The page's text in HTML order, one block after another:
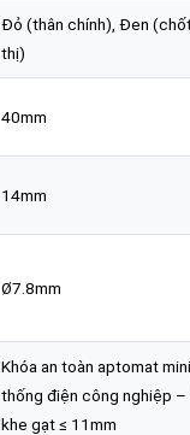
Đỏ (thân chính), Đen
thị)
40mm
14mm
Ø7.8mm
Khóa an toàn aptomat
thống điện công nghiệp –
khe gạt ≤ 11mm